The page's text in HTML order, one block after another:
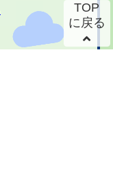
TOP
に戻る